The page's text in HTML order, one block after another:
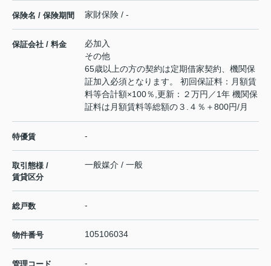
保険名 / 保険期間 家財保険 / -
保証会社 / 料金
必加入
その他
65歳以上の方の契約は定期借家契約、機関保
証加入必須となります。 初回保証料：月額賃
料等合計額×100％,更新：２万円／1年 機関保
証料は月額賃料等総額の３.４％＋800円/月
特優賃 -
取引態様 /
賃貸区分
一般媒介 / 一般
総戸数 -
物件番号 105106034
管理コード -